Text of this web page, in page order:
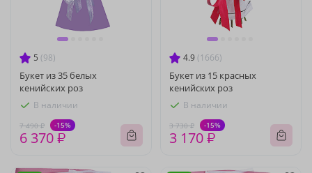
5 (98)
Букет из 35 белых
кенийских роз
В наличии
7 490 ₽ -15%
6 370 ₽
4.9 (1666)
Букет из 15 красных
кенийских роз
В наличии
3 730 ₽ -15%
3 170 ₽